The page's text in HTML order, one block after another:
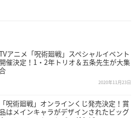
アニメ「呪術廻戦」スペシャルイベント
開催決定！1・2年トリオ＆五条先生が大集
2020年11月23日
「呪術廻戦」オンラインくじ発売決定！賞
品はメインキャラがデザインされたビッグ